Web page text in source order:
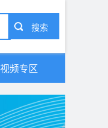
视频专区